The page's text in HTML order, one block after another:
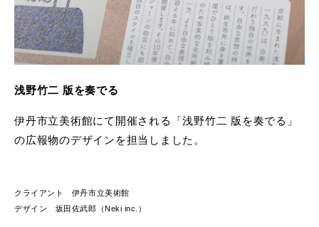
浅野竹二 版を奏でる
伊丹市立美術館にて開催される「浅野竹二 版を奏でる」
の広報物のデザインを担当しました。
クライアント 伊丹市立美術館
デザイン 坂田佐武郎（Neki inc.）